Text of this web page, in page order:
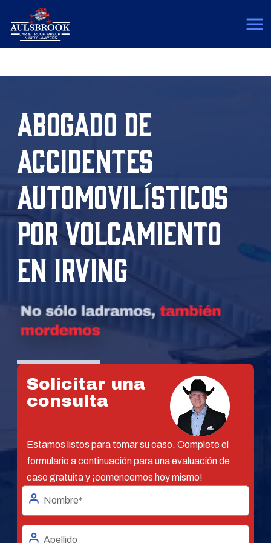
ABOGADO DE
ACCIDENTES
AUTOMOVILÍSTICOS
POR VOLCAMIENTO
EN IRVING
Solicitar una
consulta
Estamos listos para tomar su caso. Complete el
formulario a continuación para una evaluación de
caso gratuita y ¡comencemos hoy mismo!